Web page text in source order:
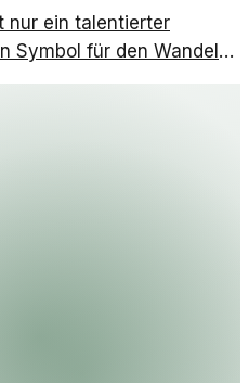
nur ein talentierter
Symbol für den Wandel